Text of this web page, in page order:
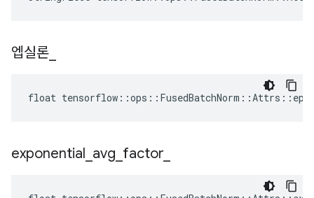
엡실론
float
exponential avg factor